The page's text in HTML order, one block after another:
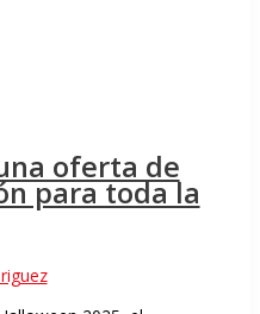
oferta de
para toda la